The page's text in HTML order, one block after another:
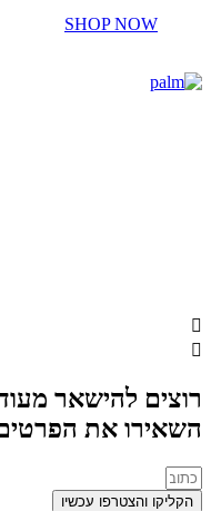
SHOP
מעודכנים
את הפרטים כאן
עכשיו